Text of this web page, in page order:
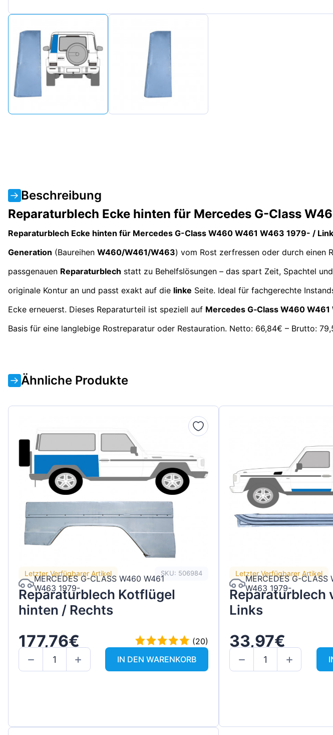
Volkswagen
Beschreibung
Reparaturblech Ecke hinten für Mercedes G-Class
Reparaturblech Ecke hinten für Mercedes G-Class W460 W461 W463 1979- /
Generation (Baureihen W460/W461/W463) vom Rost zerfressen oder durch einen
passgenauen Reparaturblech statt zu Behelfslösungen – das spart Zeit, Spachtel
originale Kontur an und passt exakt auf die linke Seite. Ideal für fachgerechte
Ecke erneuerst. Dieses Reparaturteil ist speziell auf Mercedes G‑Class W460
Basis für eine langlebige Rostreparatur oder Restauration. Netto: 66,84€ – Brutto:
Ähnliche Produkte
Letzter Verfügbarer Artikel SKU: 506984
MERCEDES G-CLASS W460 W461
W463 1979-
Reparaturblech Kotflügel
hinten / Rechts
177,76€
(20)
IN DEN WARENKORB
Letzter Verfügbarer Artikel
MERCEDES G-CLASS
W463 1979-
Reparaturblech
Links
33,97€